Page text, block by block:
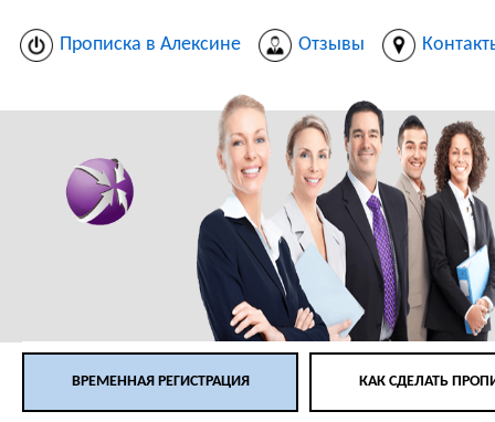
Прописка в Алексине Отзывы
ВРЕМЕННАЯ РЕГИСТРАЦИЯ КАК СДЕЛАТЬ